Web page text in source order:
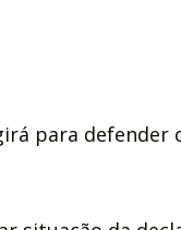
para defender